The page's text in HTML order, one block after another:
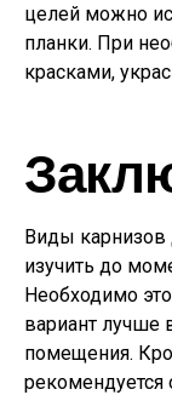
целей можно
планки. При
красками,
Виды карнизов
изучить до
Необходимо
вариант лучше
помещения.